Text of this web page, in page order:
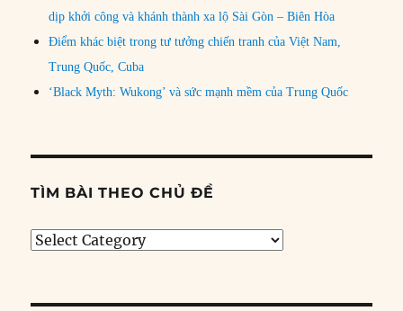
dịp khởi công và khánh thành xa lộ Sài Gòn – Biên Hòa
Điểm khác biệt trong tư tưởng chiến tranh của Việt Nam,
Trung Quốc, Cuba
‘Black Myth: Wukong’ và sức mạnh mềm của Trung Quốc
TÌM BÀI THEO CHỦ ĐỀ
Tìm